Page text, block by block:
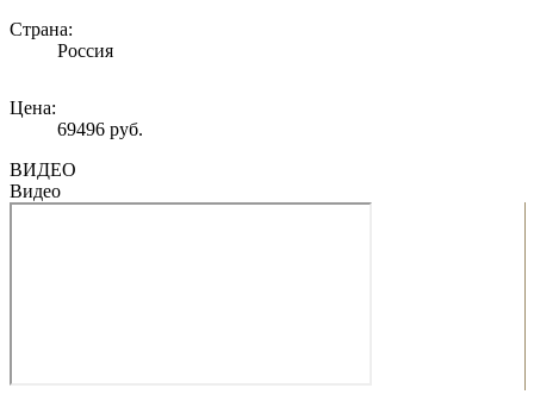
Страна:
Россия
Цена:
69496 руб.
ВИДЕО
Видео